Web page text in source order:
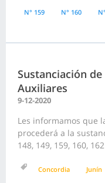
N° 159 N° 160
Sustanciación
Auxiliares
9-12-2020
Les informamos que
procederá a la
148, 149, 159, 160,
Concordia Junín